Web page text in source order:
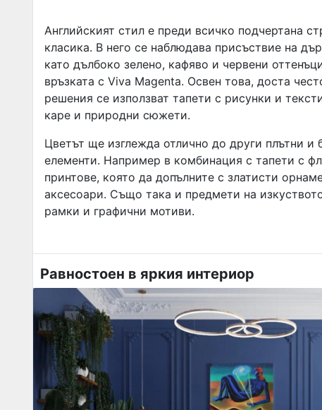
Английският стил е преди всичко подчертана
класика. В него се наблюдава присъствие на
като дълбоко зелено, кафяво и червени
връзката с Viva Magenta. Освен това, доста
решения се използват тапети с рисунки и
каре и природни сюжети.
Цветът ще изглежда отлично до други плътни и
елементи. Например в комбинация с тапети с
принтове, която да допълните с златисти
аксесоари. Също така и предмети на
рамки и графични мотиви.
Равностоен в яркия интериор